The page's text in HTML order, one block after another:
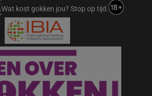
Wat kost gokken jou? Stop op tijd.